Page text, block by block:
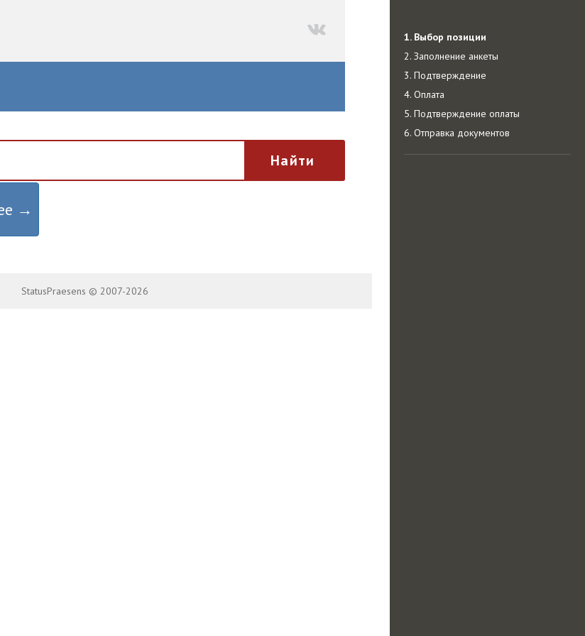
Найти
1. Выбор позиции
2. Заполнение анкеты
3. Подтверждение
4. Оплата
5. Подтверждение оплаты
6. Отправка документов
→
StatusPraesens © 2007-2026